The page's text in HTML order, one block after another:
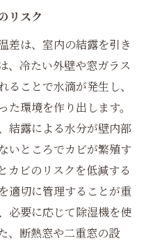
リスク
差は、室内の結露を引き
、冷たい外壁や窓ガラス
ことで水滴が発生し、
環境を作り出します。
結露による水分が壁内部
いところでカビが繁殖す
カビのリスクを低減する
適切に管理することが重
必要に応じて除湿機を使
、断熱窓や二重窓の設